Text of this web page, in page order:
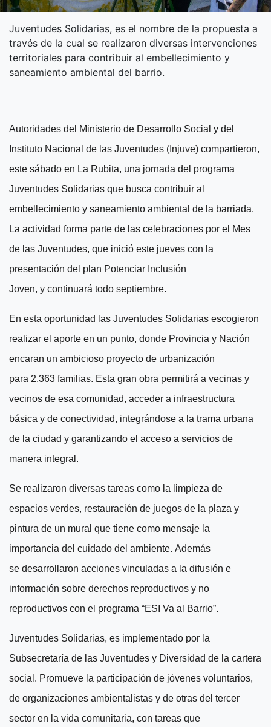
Juventudes Solidarias, es el nombre de la propuesta a
través de la cual se realizaron diversas intervenciones
territoriales para contribuir al embellecimiento y
saneamiento ambiental del barrio.
Autoridades del Ministerio de Desarrollo Social y del
Instituto Nacional de las Juventudes (Injuve) compartieron,
este sábado en La Rubita, una jornada del programa
Juventudes Solidarias que busca contribuir al
embellecimiento y saneamiento ambiental de a barriada.
La actividad forma parte de las celebraciones por el Mes
de las Juventudes, que inició este jueves con la
presentación del plan Potenciar Inclusión
Joven, y continuará todo septiembre.
En esta oportunidad las Juventudes Solidarias escogieron
realizar el aporte en un punto, donde Provincia y Nación
encaran un ambicioso proyecto de urbanización
para 2.363 familias. Esta gran obra permitirá a vecinas y
vecinos de esa comunidad, acceder a infraestructura
básica y de conectividad, integrándose a la trama urbana
de la ciudad y garantizando el acceso a servicios de
manera integral.
Se realizaron diversas tareas como la limpieza de
espacios verdes, restauración de juegos de la plaza y
pintura de un mural que tiene como mensaje la
importancia del cuidado del ambiente. Además
se desarrollaron acciones vinculadas a la difusión e
información sobre derechos reproductivos y no
reproductivos con el programa “ESI Va al Barrio”.
Juventudes Solidarias, es implementado por la
Subsecretaría de las Juventudes y Diversidad de la cartera
social. Promueve la participación de jóvenes voluntarios,
de organizaciones ambientalistas y de otras del tercer
sector en la vida comunitaria, con tareas que